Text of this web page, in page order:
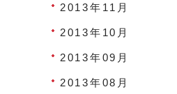
2013年11月
2013年10月
2013年09月
2013年08月